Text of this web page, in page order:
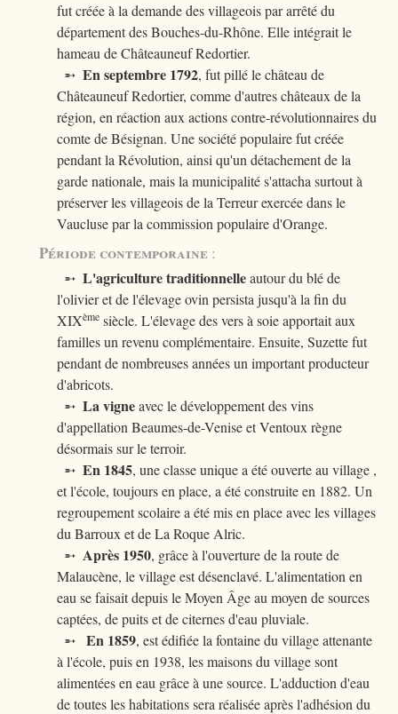
fut créée à la demande des villageois par arrêté du
département des Bouches-du-Rhône. Elle intégrait le
hameau de Châteauneuf Redortier.
➵ En septembre 1792, fut pillé le château de
Châteauneuf Redortier, comme d'autres châteaux de la
région, en réaction aux actions contre-révolutionnaires du
comte de Bésignan. Une société populaire fut créée
pendant la Révolution, ainsi qu'un détachement de la
garde nationale, mais la municipalité s'attacha surtout à
préserver les villageois de la Terreur exercée dans le
Vaucluse par la commission populaire d'Orange.
Période contemporaine :
➵ L'agriculture traditionnelleautour du blé de
l'olivier et de l'élevage ovin persista jusqu'à la fin du
XIXème siècle. L'élevage des vers à soie apportait aux
familles un revenu complémentaire. Ensuite, Suzette fut
pendant de nombreuses années un important producteur
d'abricots.
➵ La vigneavec le développement des vins
d'appellation Beaumes-de-Venise et Ventoux règne
désormais sur le terroir.
➵ En 1845, une classe unique a été ouverte au village ,
et l'école, toujours en place, a été construite en 1882. Un
regroupement scolaire a été mis en place avec les villages
du Barroux et de La Roque Alric.
➵ Après 1950, grâce à l'ouverture de la route de
Malaucène, le village est désenclavé. L'alimentation en
eau se faisait depuis le Moyen Âge au moyen de sources
captées, de puits et de citernes d'eau pluviale.
➵ En 1859, est édifiée la fontaine du village attenante
à l'école, puis en 1938, les maisons du village sont
alimentées en eau grâce à une source. L'adduction d'eau
de toutes les habitations sera réalisée après l'adhésion du